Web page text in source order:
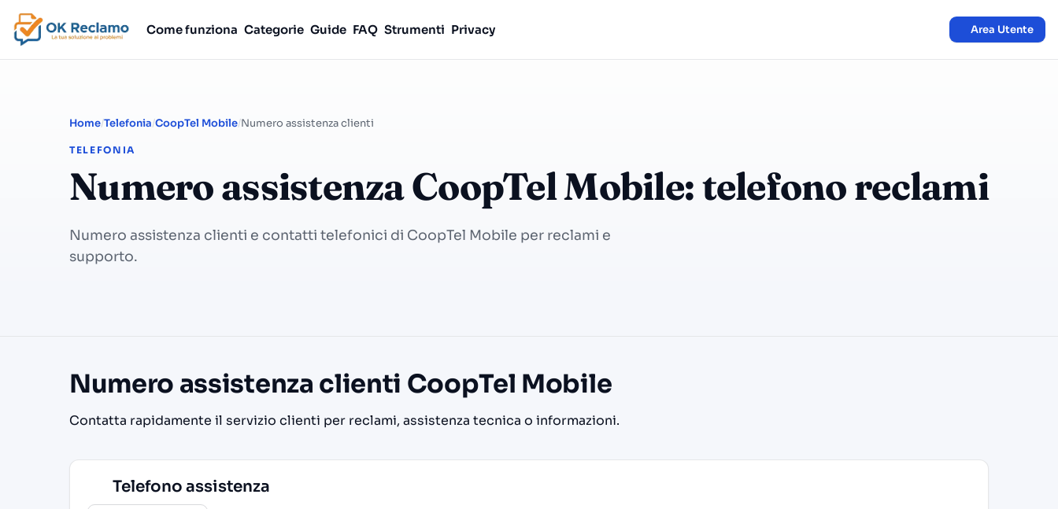
Come funziona Categorie Guide FAQ Strumenti Privacy Area Utente
Home Telefonia CoopTel Mobile Numero assistenza clienti
TELEFONIA
Numero assistenza CoopTel Mobile: telefono reclami
Numero assistenza clienti e contatti telefonici di CoopTel Mobile per reclami e
supporto.
Numero assistenza clienti CoopTel Mobile
Contatta rapidamente il servizio clienti per reclami, assistenza tecnica o informazioni.
Telefono assistenza